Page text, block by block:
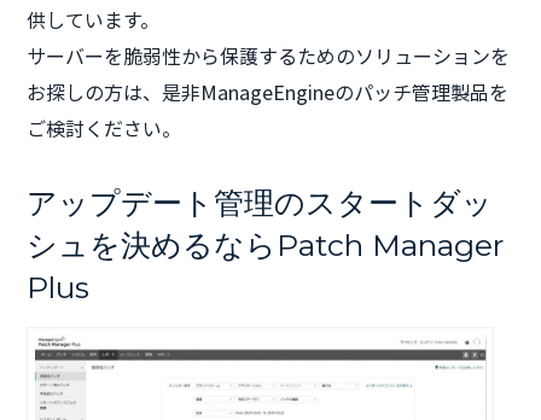
供しています。
サーバーを脆弱性から保護するためのソリューションを
お探しの方は、是非ManageEngineのパッチ管理製品を
ご検討ください。
アップデート管理のスタートダッ
シュを決めるならPatch Manager
Plus